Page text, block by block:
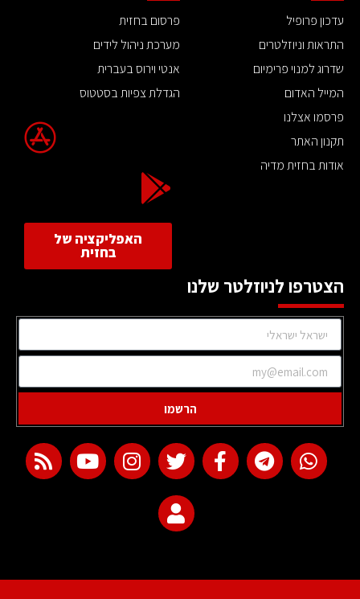
עדכון פרופיל
התראות וניוזלטרים
שדרוג למנוי פרימיום
המייל האדום
פרסמו אצלנו
תקנון האתר
אודות בחזית מדיה
פרסום בחזית
מערכת ניהול לידים
אנטי וירוס בעברית
הגדלת צפיות בסטטוס
האפליקציה של
בחזית
הצטרפו לניוזלטר שלנו
הרשמו